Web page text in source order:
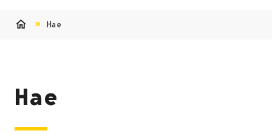
Hae
Hae